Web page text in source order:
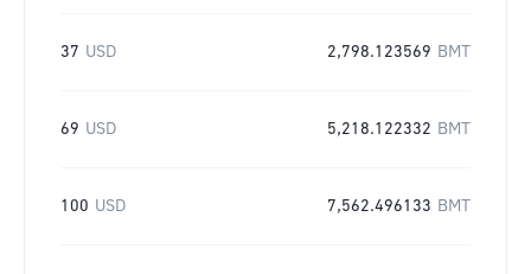
37 USD 2,798.123569 BMT
69 USD 5,218.122332 BMT
100 USD 7,562.496133 BMT